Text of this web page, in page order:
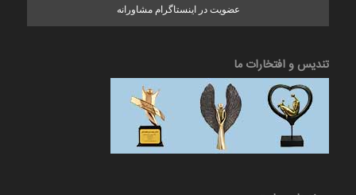
عضویت در اینستاگرام مشاورانه
تندیس و افتخارات ما